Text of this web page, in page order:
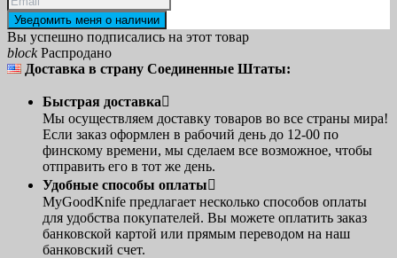
Уведомить меня о наличии
Вы успешно подписались на этот товар
blockРаспродано
Доставка в страну Соединенные Штаты:
Быстрая доставка
Мы осуществляем доставку товаров во все страны мира!
Если заказ оформлен в рабочий день до 12-00 по
финскому времени, мы сделаем все возможное, чтобы
отправить его в тот же день.
Удобные способы оплаты
MyGoodKnife предлагает несколько способов оплаты
для удобства покупателей. Вы можете оплатить заказ
банковской картой или прямым переводом на наш
банковский счет.